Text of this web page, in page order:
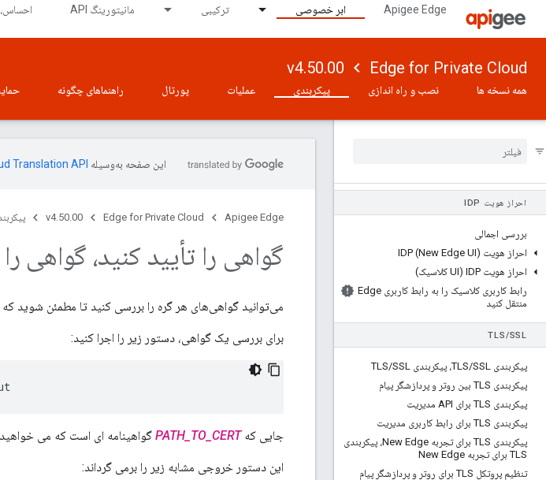
Apigee Edge ابر خصوصی ترکیبی مانیتورینگ API
Edge for Private Cloud
v4.50.00
همه نسخه ها نصب و راه اندازی پیکربندی عملیات پورتال راهنماهای چگونه
بازنشانی رمزهای عبور
سرورهای ایمیل و SMTP را پیکربندی کنید
سیستم
تغییر تنظیمات حافظه جاوا، تغییر تنظیمات حافظه
ویژگی های سرور کسب درآمد را پیکربندی کنید
احراز هویت IDP
بررسی اجمالی
احراز هویت IDP (New Edge UI)
احراز هویت IDP (UI کلاسیک)
رابط کاربری کلاسیک را به رابط کاربری Edge
منتقل کنید
TLS/SSL
پیکربندی TLS /SSL، پیکربندی TLS /SSL
پیکربندی TLS بین روتر و پردازشگر پیام
پیکربندی TLS برای API مدیریت
پیکربندی TLS برای رابط کاربری مدیریت
پیکربندی TLS برای تجربه New Edge، پیکربندی
TLS برای تجربه New Edge
تنظیم پروتکل TLS برای روتر و پردازشگر پیام
این صفحه به‌وسیله
Apigee Edge
Edge for Private Cloud
v4.50.00
گواهی را تأیید کنید، گواهی
می‌توانید گواهی‌های هر گره را بررسی کنید تا مطمئن شوید
برای بررسی یک گواهی، دستور زیر را اجرا کنید:
جایی کهPATH_TO_CERT گواهینامه ای است که می خواهید
این دستور خروجی مشابه زیر را برمی گرداند: